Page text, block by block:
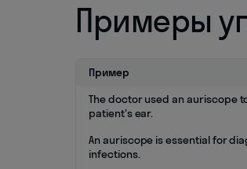
Примеры
Пример
The doctor used an auriscope
patient's ear.
An auriscope is essential for
infections.